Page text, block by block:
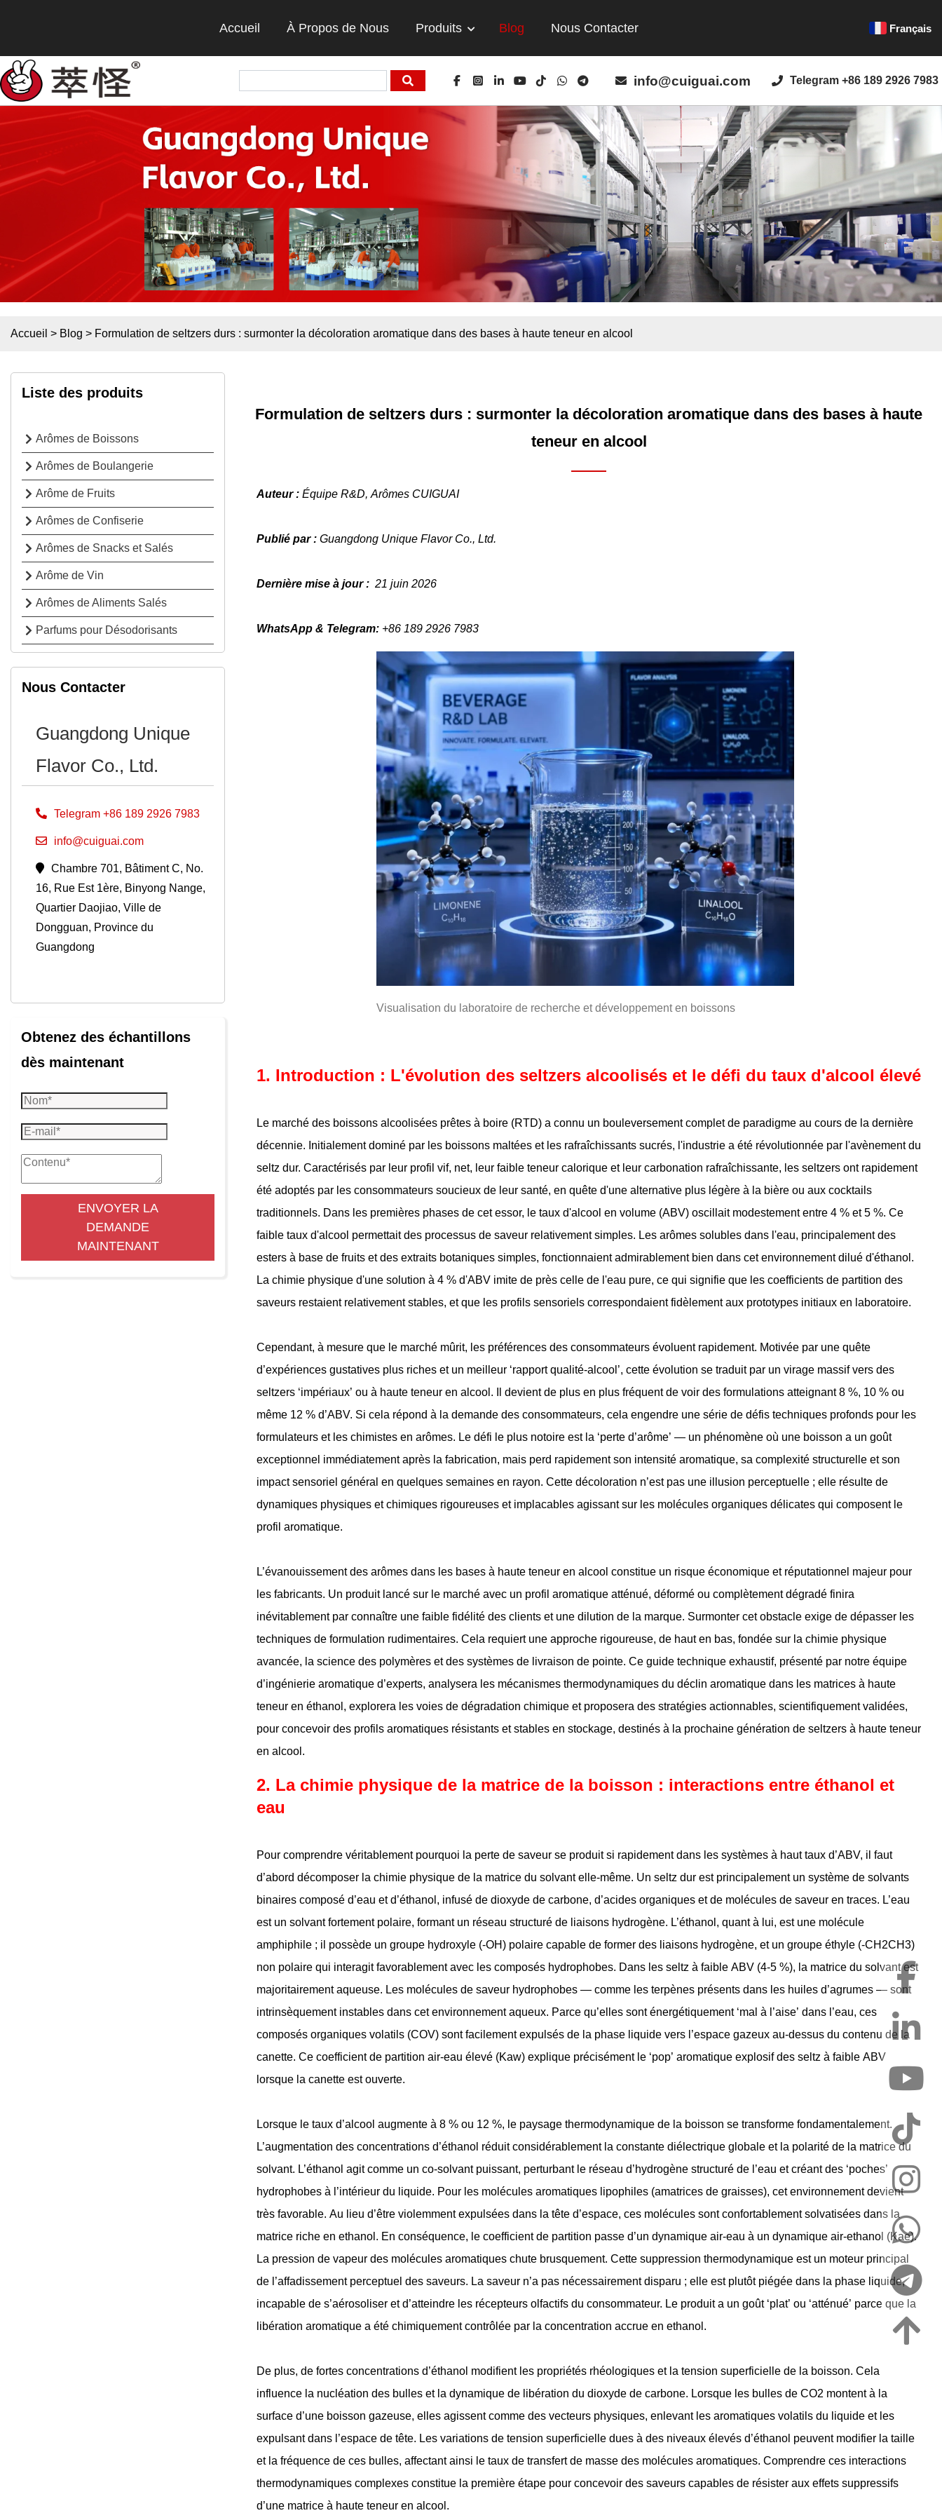
Accueil À Propos de Nous Produits Blog Nous Contacter Français
info@cuiguai.com Telegram +86 189 2926 7983
Accueil > Blog > Formulation de seltzers durs : surmonter la décoloration aromatique dans des bases à haute teneur en alcool
Liste des produits
Arômes de Boissons
Arômes de Boulangerie
Arôme de Fruits
Arômes de Confiserie
Arômes de Snacks et Salés
Arôme de Vin
Arômes de Aliments Salés
Parfums pour Désodorisants
Nous Contacter
Guangdong Unique
Flavor Co., Ltd.
Telegram +86 189 2926 7983
info@cuiguai.com
Chambre 701, Bâtiment C, No.
16, Rue Est 1ère, Binyong Nange,
Quartier Daojiao, Ville de
Dongguan, Province du
Guangdong
Obtenez des échantillons
dès maintenant
ENVOYER LA
DEMANDE
MAINTENANT
Formulation de seltzers durs : surmonter la décoloration aromatique dans des bases à haute
teneur en alcool
Auteur : Équipe R&D, Arômes CUIGUAI
Publié par : Guangdong Unique Flavor Co., Ltd.
Dernière mise à jour : 21 juin 2026
WhatsApp & Telegram: +86 189 2926 7983
Visualisation du laboratoire de recherche et développement en boissons
1. Introduction : L'évolution des seltzers alcoolisés et le défi du taux d'alcool élevé
Le marché des boissons alcoolisées prêtes à boire (RTD) a connu un bouleversement complet de paradigme au cours de la dernière
décennie. Initialement dominé par les boissons maltées et les rafraîchissants sucrés, l'industrie a été révolutionnée par l'avènement du
seltz dur. Caractérisés par leur profil vif, net, leur faible teneur calorique et leur carbonation rafraîchissante, les seltzers ont rapidement
été adoptés par les consommateurs soucieux de leur santé, en quête d'une alternative plus légère à la bière ou aux cocktails
traditionnels. Dans les premières phases de cet essor, le taux d'alcool en volume (ABV) oscillait modestement entre 4 % et 5 %. Ce
faible taux d'alcool permettait des processus de saveur relativement simples. Les arômes solubles dans l'eau, principalement des
esters à base de fruits et des extraits botaniques simples, fonctionnaient admirablement bien dans cet environnement dilué d'éthanol.
La chimie physique d'une solution à 4 % d'ABV imite de près celle de l'eau pure, ce qui signifie que les coefficients de partition des
saveurs restaient relativement stables, et que les profils sensoriels correspondaient fidèlement aux prototypes initiaux en laboratoire.
Cependant, à mesure que le marché mûrit, les préférences des consommateurs évoluent rapidement. Motivée par une quête
d’expériences gustatives plus riches et un meilleur ‘rapport qualité-alcool’, cette évolution se traduit par un virage massif vers des
seltzers ‘impériaux’ ou à haute teneur en alcool. Il devient de plus en plus fréquent de voir des formulations atteignant 8 %, 10 % ou
même 12 % d’ABV. Si cela répond à la demande des consommateurs, cela engendre une série de défis techniques profonds pour les
formulateurs et les chimistes en arômes. Le défi le plus notoire est la ‘perte d’arôme’ — un phénomène où une boisson a un goût
exceptionnel immédiatement après la fabrication, mais perd rapidement son intensité aromatique, sa complexité structurelle et son
impact sensoriel général en quelques semaines en rayon. Cette décoloration n’est pas une illusion perceptuelle ; elle résulte de
dynamiques physiques et chimiques rigoureuses et implacables agissant sur les molécules organiques délicates qui composent le
profil aromatique.
L’évanouissement des arômes dans les bases à haute teneur en alcool constitue un risque économique et réputationnel majeur pour
les fabricants. Un produit lancé sur le marché avec un profil aromatique atténué, déformé ou complètement dégradé finira
inévitablement par connaître une faible fidélité des clients et une dilution de la marque. Surmonter cet obstacle exige de dépasser les
techniques de formulation rudimentaires. Cela requiert une approche rigoureuse, de haut en bas, fondée sur la chimie physique
avancée, la science des polymères et des systèmes de livraison de pointe. Ce guide technique exhaustif, présenté par notre équipe
d’ingénierie aromatique d’experts, analysera les mécanismes thermodynamiques du déclin aromatique dans les matrices à haute
teneur en éthanol, explorera les voies de dégradation chimique et proposera des stratégies actionnables, scientifiquement validées,
pour concevoir des profils aromatiques résistants et stables en stockage, destinés à la prochaine génération de seltzers à haute teneur
en alcool.
2. La chimie physique de la matrice de la boisson : interactions entre éthanol et
eau
Pour comprendre véritablement pourquoi la perte de saveur se produit si rapidement dans les systèmes à haut taux d’ABV, il faut
d’abord décomposer la chimie physique de la matrice du solvant elle-même. Un seltz dur est principalement un système de solvants
binaires composé d’eau et d’éthanol, infusé de dioxyde de carbone, d’acides organiques et de molécules de saveur en traces. L’eau
est un solvant fortement polaire, formant un réseau structuré de liaisons hydrogène. L’éthanol, quant à lui, est une molécule
amphiphile ; il possède un groupe hydroxyle (-OH) polaire capable de former des liaisons hydrogène, et un groupe éthyle (-CH2CH3)
non polaire qui interagit favorablement avec les composés hydrophobes. Dans les seltz à faible ABV (4-5 %), la matrice du solvant est
majoritairement aqueuse. Les molécules de saveur hydrophobes — comme les terpènes présents dans les huiles d’agrumes — sont
intrinsèquement instables dans cet environnement aqueux. Parce qu’elles sont énergétiquement ‘mal à l’aise’ dans l’eau, ces
composés organiques volatils (COV) sont facilement expulsés de la phase liquide vers l’espace gazeux au-dessus du contenu de la
canette. Ce coefficient de partition air-eau élevé (Kaw) explique précisément le ‘pop’ aromatique explosif des seltz à faible ABV
lorsque la canette est ouverte.
Lorsque le taux d’alcool augmente à 8 % ou 12 %, le paysage thermodynamique de la boisson se transforme fondamentalement.
L’augmentation des concentrations d’éthanol réduit considérablement la constante diélectrique globale et la polarité de la matrice du
solvant. L’éthanol agit comme un co-solvant puissant, perturbant le réseau d’hydrogène structuré de l’eau et créant des ‘poches’
hydrophobes à l’intérieur du liquide. Pour les molécules aromatiques lipophiles (amatrices de graisses), cet environnement devient
très favorable. Au lieu d’être violemment expulsées dans la tête d’espace, ces molécules sont confortablement solvatisées dans la
matrice riche en ethanol. En conséquence, le coefficient de partition passe d’un dynamique air-eau à un dynamique air-ethanol (Kae).
La pression de vapeur des molécules aromatiques chute brusquement. Cette suppression thermodynamique est un moteur principal
de l’affadissement perceptuel des saveurs. La saveur n’a pas nécessairement disparu ; elle est plutôt piégée dans la phase liquide,
incapable de s’aérosoliser et d’atteindre les récepteurs olfactifs du consommateur. Le produit a un goût ‘plat’ ou ‘atténué’ parce que la
libération aromatique a été chimiquement contrôlée par la concentration accrue en ethanol.
De plus, de fortes concentrations d’éthanol modifient les propriétés rhéologiques et la tension superficielle de la boisson. Cela
influence la nucléation des bulles et la dynamique de libération du dioxyde de carbone. Lorsque les bulles de CO2 montent à la
surface d’une boisson gazeuse, elles agissent comme des vecteurs physiques, enlevant les aromatiques volatils du liquide et les
expulsant dans l’espace de tête. Les variations de tension superficielle dues à des niveaux élevés d’éthanol peuvent modifier la taille
et la fréquence de ces bulles, affectant ainsi le taux de transfert de masse des molécules aromatiques. Comprendre ces interactions
thermodynamiques complexes constitue la première étape pour concevoir des saveurs capables de résister aux effets suppressifs
d’une matrice à haute teneur en alcool.